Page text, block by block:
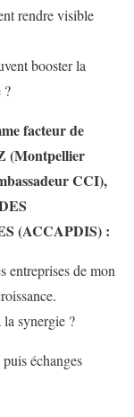
rendre visible
booster la
?
facteur de
(Montpellier
CCI),
(ACCAPDIS) :
entreprises de mon
synergie ?
échanges